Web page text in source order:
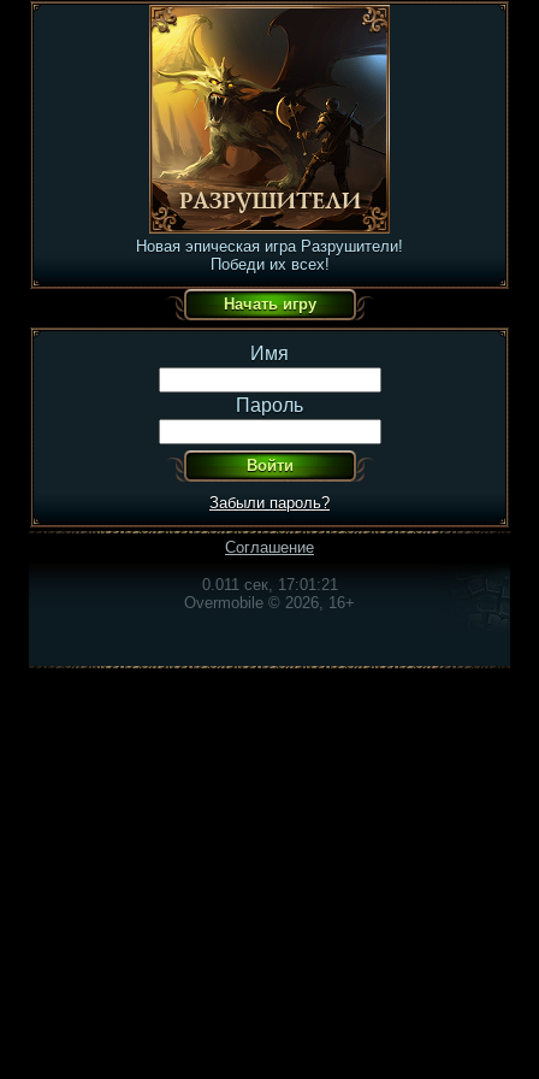
Новая эпическая игра Разрушители!
Победи их всех!
Имя
Пароль
Забыли пароль?
Соглашение
0.011 сек, 17:01:21
Overmobile © 2026, 16+